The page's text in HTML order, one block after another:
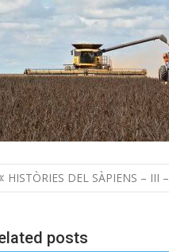
HISTÒRIES DEL SÀPIENS – III –
posts